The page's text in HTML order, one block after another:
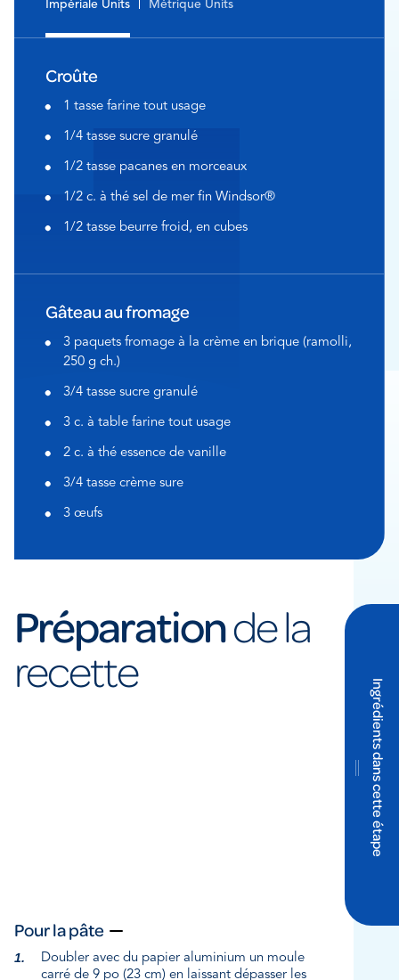
Impériale Units Métrique Units
Croûte
1 tasse farine tout usage
1/4 tasse sucre granulé
1/2 tasse pacanes en morceaux
1/2 c. à thé sel de mer fin Windsor®
1/2 tasse beurre froid, en cubes
Gâteau au fromage
3 paquets fromage à la crème en brique (ramolli,
250 g ch.)
3/4 tasse sucre granulé
3 c. à table farine tout usage
2 c. à thé essence de vanille
3/4 tasse crème sure
3 œufs
Préparationde la
recette
Pour la pâte
Doubler avec du papier aluminium un moule
carré de 9 po (23 cm) en laissant dépasser les
Ingrédients dans cette étape